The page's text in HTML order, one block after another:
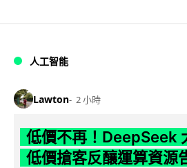
人工智能
Lawton 2 小時
低價不再！DeepSeek
低價搶客反釀運算資源